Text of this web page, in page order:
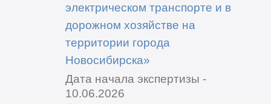
электрическом транспорте и в
дорожном хозяйстве на
территории города
Новосибирска»
Дата начала экспертизы -
10.06.2026